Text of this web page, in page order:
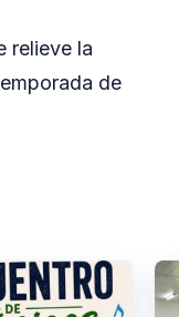
relieve la
de